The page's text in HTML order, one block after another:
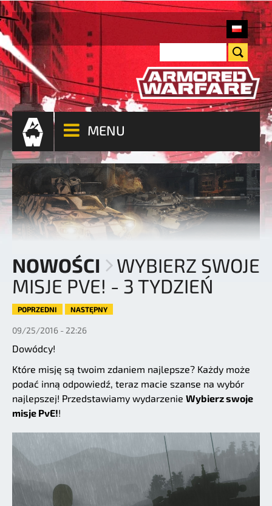
MENU
NOWOŚCI
WYBIERZ SWOJE
MISJE PVE! - 3 TYDZIEŃ
POPRZEDNI NASTĘPNY
09/25/2016 - 22:26
Dowódcy!
Które misję są twoim zdaniem najlepsze? Każdy może
podać inną odpowiedź, teraz macie szanse na wybór
najlepszej! Przedstawiamy wydarzenie Wybierz swoje
misje PvE!!